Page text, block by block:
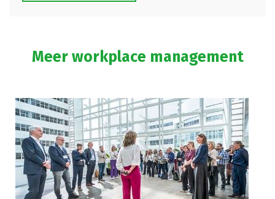
Meer workplace management